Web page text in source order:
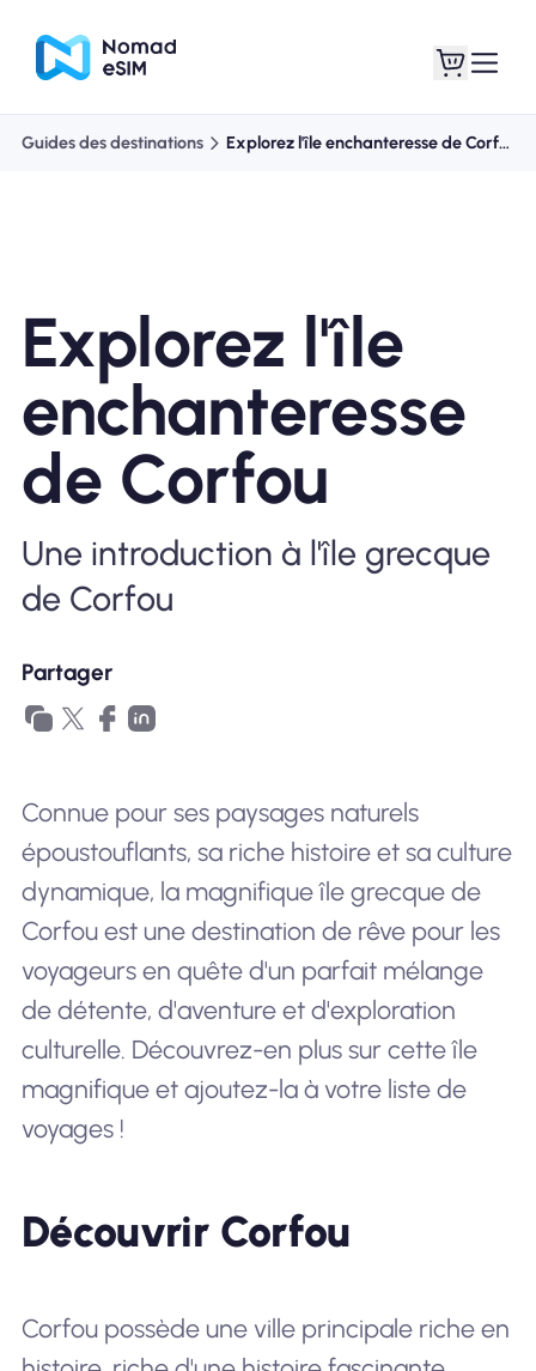
Forfaits
À propos de l'eSIM
Pourquoi Nomad eSIM
Utiliser une eSIM
Guides des destinations Explorez l'île enchanteresse de Corfou
Explorez l'île
enchanteresse
de Corfou
Une introduction à l'île grecque
de Corfou
Partager
Connue pour ses paysages naturels
époustouflants, sa riche histoire et sa culture
dynamique, la magnifique île grecque de
Corfou est une destination de rêve pour les
voyageurs en quête d'un parfait mélange
de détente, d'aventure et d'exploration
culturelle. Découvrez-en plus sur cette île
magnifique et ajoutez-la à votre liste de
voyages !
Découvrir Corfou
Corfou possède une ville principale riche en